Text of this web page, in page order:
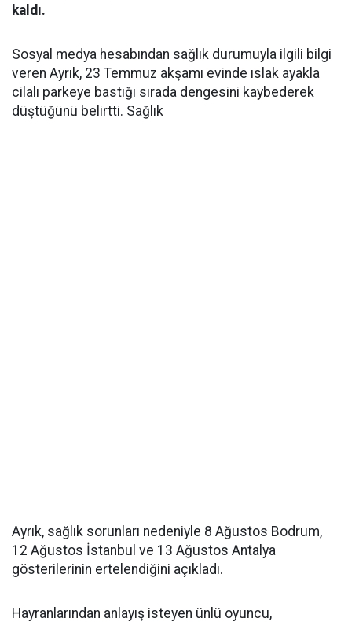
kaldı.
Sosyal medya hesabından sağlık durumuyla ilgili bilgi
veren Ayrık, 23 Temmuz akşamı evinde ıslak ayakla
cilalı parkeye bastığı sırada dengesini kaybederek
düştüğünü belirtti. Sağlık
Ayrık, sağlık sorunları nedeniyle 8 Ağustos Bodrum,
12 Ağustos İstanbul ve 13 Ağustos Antalya
gösterilerinin ertelendiğini açıkladı.
Hayranlarından anlayış isteyen ünlü oyuncu,